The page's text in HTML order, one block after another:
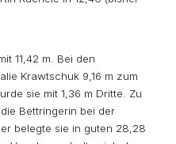
11,42 m. Bei den
Krawtschuk 9,16 m zum
sie mit 1,36 m Dritte. Zu
Bettringerin bei der
belegte sie in guten 28,28